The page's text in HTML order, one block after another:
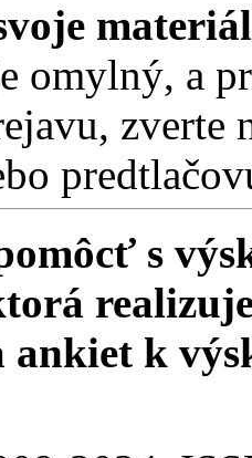
omylný, a
zverte
s
ankiet k